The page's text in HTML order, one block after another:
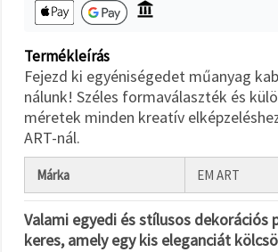
Termékleírás
Fejezd ki egyéniségedet műanyag
nálunk! Széles formaválaszték és
méretek minden kreatív
ART-nál.
Márka EM ART
Valami egyedi és stílusos dekorációs
keres, amely egy kis eleganciát